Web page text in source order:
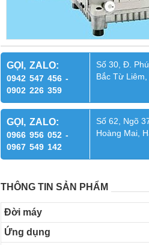
GỌI, ZALO:
0942 547 456 -
0902 226 359
Số 30, Đ.
Bắc Từ
GỌI, ZALO:
0966 956 052 -
0967 549 142
Số 62, Ngõ
Hoàng Mai,
THÔNG TIN SẢN PHẨM
Đời máy
Ứng dụng